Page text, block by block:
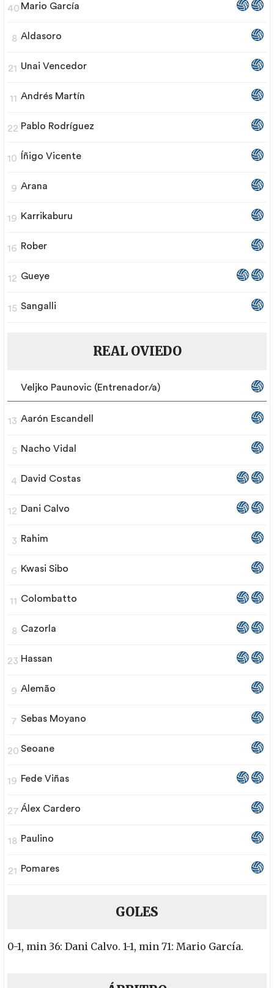
40 Mario García
8 Aldasoro
21 Unai Vencedor
11 Andrés Martín
22 Pablo Rodríguez
10 Íñigo Vicente
9 Arana
19 Karrikaburu
16 Rober
12 Gueye
15 Sangalli
REAL OVIEDO
Veljko Paunovic (Entrenador/a)
13 Aarón Escandell
5 Nacho Vidal
4 David Costas
12 Dani Calvo
3 Rahim
6 Kwasi Sibo
11 Colombatto
8 Cazorla
23 Hassan
9 Alemão
7 Sebas Moyano
20 Seoane
19 Fede Viñas
27 Álex Cardero
18 Paulino
21 Pomares
GOLES
0-1, min 36: Dani Calvo. 1-1, min 71: Mario García.